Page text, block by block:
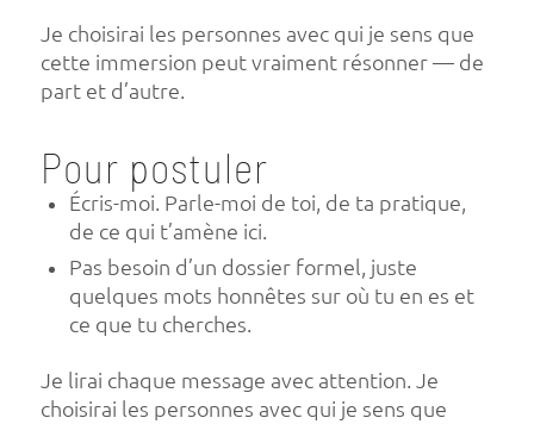
Je choisirai les personnes avec qui je sens que
cette immersion peut vraiment résonner — de
part et d’autre.
Pour postuler
Écris-moi. Parle-moi de toi, de ta pratique,
de ce qui t’amène ici.
Pas besoin d’un dossier formel, juste
quelques mots honnêtes sur où tu en es et
ce que tu cherches.
Je lirai chaque message avec attention. Je
choisirai les personnes avec qui je sens que